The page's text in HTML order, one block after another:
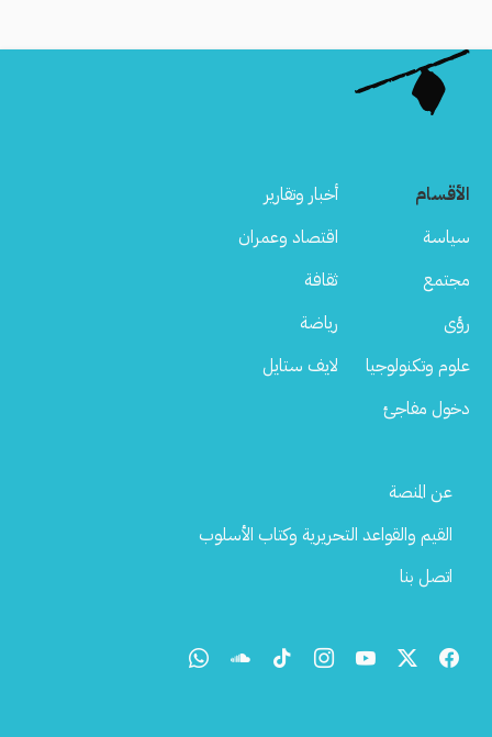
الأقسام
أخبار وتقارير
سياسة
اقتصاد وعمران
مجتمع
ثقافة
رؤى
رياضة
علوم وتكنولوجيا
لايف ستايل
دخول مفاجئ
Footer
عن المنصة
القيم والقواعد التحريرية وكتاب الأسلوب
اتصل بنا